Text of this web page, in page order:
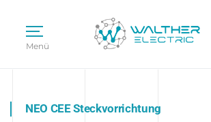
Menü
NEO CEE Steckvorrichtung